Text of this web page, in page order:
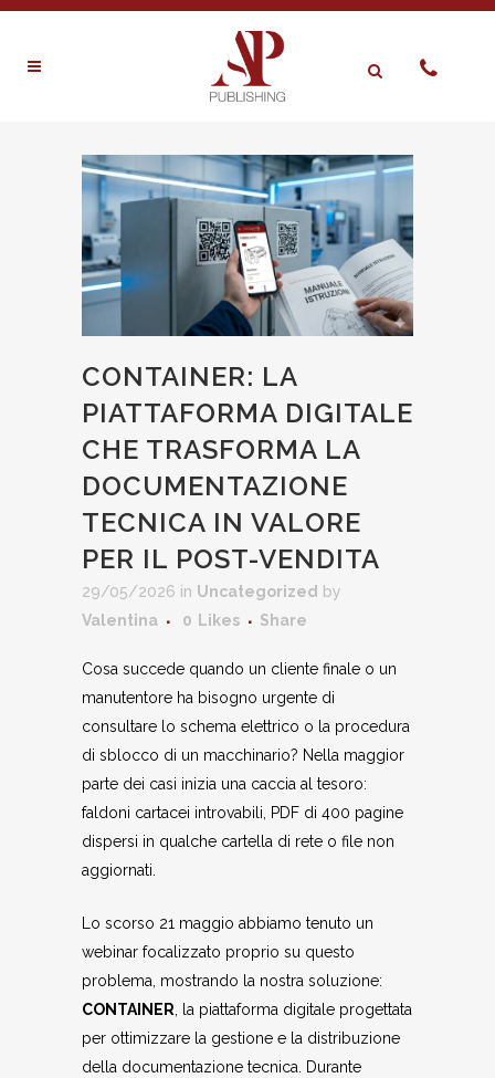
CONTAINER: LA
PIATTAFORMA DIGITALE
CHE TRASFORMA LA
DOCUMENTAZIONE
TECNICA IN VALORE
PER IL POST-VENDITA
29/05/2026 in Uncategorized by
Valentina
0 Likes Share
Cosa succede quando un cliente finale o un
manutentore ha bisogno urgente di
consultare lo schema elettrico o la procedura
di sblocco di un macchinario? Nella maggior
parte dei casi inizia una caccia al tesoro:
faldoni cartacei introvabili, PDF di 400 pagine
dispersi in qualche cartella di rete o file non
aggiornati.
Lo scorso 21 maggio abbiamo tenuto un
webinar focalizzato proprio su questo
problema, mostrando la nostra soluzione:
CONTAINER , la piattaforma digitale progettata
per ottimizzare la gestione e la distribuzione
della documentazione tecnica. Durante